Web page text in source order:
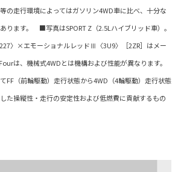
の走行環境によってはガソリン4WD車に比べ、十分な
ります。 ■写真はSPORT Z（2.5Lハイブリッド車）。
〉×エモーショナルレッドⅢ〈3U9〉［2ZR］はメー
は、機械式4WDとは機構および性能が異なります。
FF（前輪駆動）走行状態から4WD（4輪駆動）走行状態
た操縦性・走行の安定性および低燃費に貢献するもの